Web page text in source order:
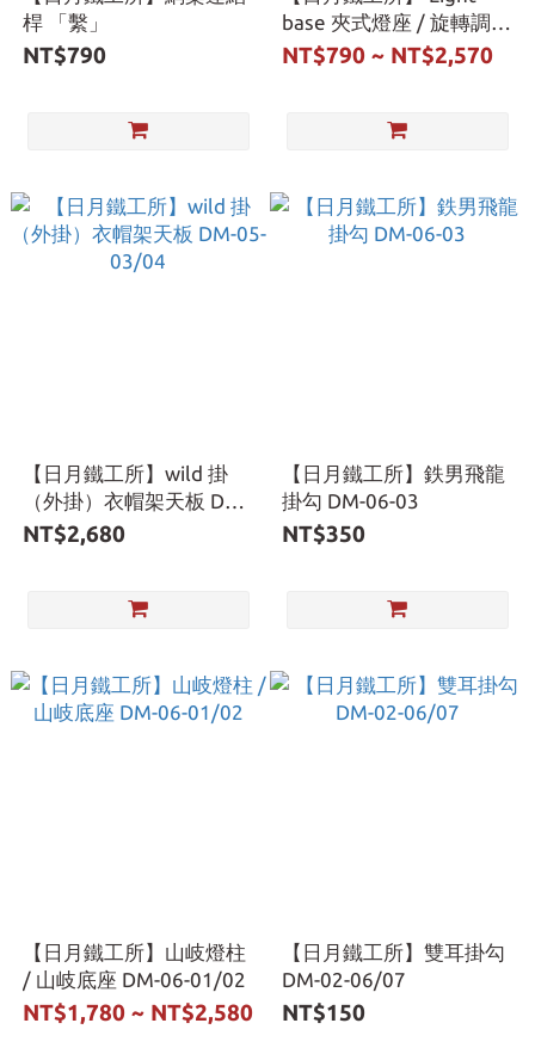
桿 「繫」
NT$790
base 夾式燈座 / 旋轉調料
盤
NT$790 ~ NT$2,570
【日月鐵工所】wild 掛
（外掛）衣帽架天板 DM-
05-03/04
NT$2,680
【日月鐵工所】鉄男飛龍
掛勾 DM-06-03
NT$350
【日月鐵工所】山岐燈柱
/ 山岐底座 DM-06-01/02
NT$1,780 ~ NT$2,580
【日月鐵工所】雙耳掛勾
DM-02-06/07
NT$150